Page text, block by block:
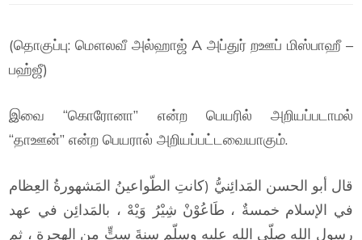
(தொகுப்பு: மௌலவீ அல்ஹாஜ் A அப்துர் றஊப் மிஸ்பாஹீ –
பஹ்ஜீ)
இவை “கொரோனா” என்ற பெயரில் அறியப்படாமல்
“தாஊன்” என்ற பெயரால் அறியப்பட்டவையாகும்.
قال أبو الحسن المَدائِنيُّ (كانتِ الطّواعينُ المَشهورةُ العِظام
في الإسلام خمسةٌ ، طَاعُوْنْ شِيْرُ وَيْهْ ، بالمَدائِن في عهد
رسول الله صلّى الله عليه وسلّم سنةَ ستٍّ من الهجرة ، ثم